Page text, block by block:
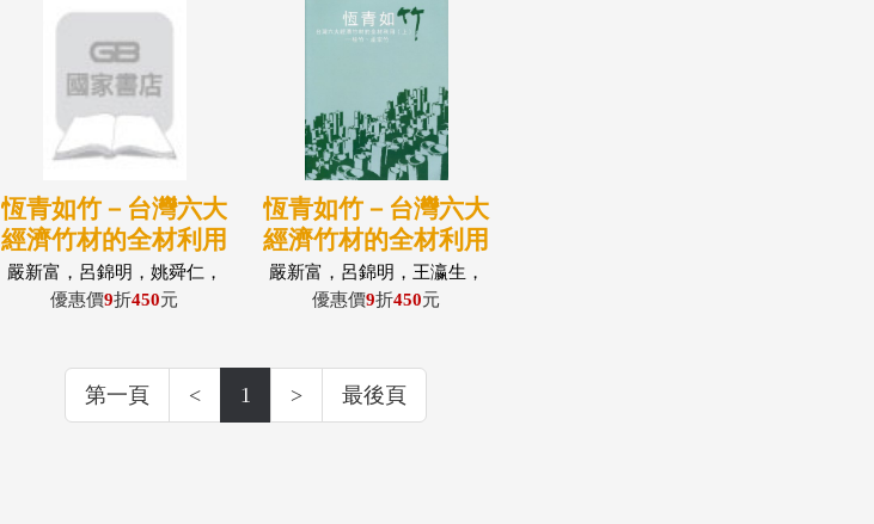
恆青如竹－台灣六大
經濟竹材的全材利用
(下)：綠竹、麻竹、
刺竹、長枝竹
嚴新富，呂錦明，姚舜仁，
魏德琳，林洲男，施寬梅，
優惠價9折450元
恆青如竹－台灣六大
經濟竹材的全材利用
(上)：桂竹、孟宗竹
嚴新富，呂錦明，王瀛生，
林勝傑，陳新布，黃世輝，
優惠價9折450元
第一頁 < 1 > 最後頁